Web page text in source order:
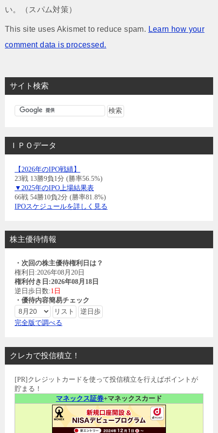
い。（スパム対策）
This site uses Akismet to reduce spam. Learn how your
comment data is processed.
サイト検索
ＩＰＯデータ
【2026年のIPO戦績】
23戦 13勝9負1分 (勝率56.5%)
▼2025年のIPO上場結果表
66戦 54勝10負2分 (勝率81.8%)
IPOスケジュールを詳しく見る
株主優待情報
・次回の株主優待権利日は？
権利日:2026年08月20日
権利付き日:2026年08月18日
逆日歩日数:1日
・優待内容簡易チェック
完全版で調べる
クレカで投信積立！
[PR]クレジットカードを使って投信積立を行えばポイントが
貯まる！
マネックス証券+マネックスカード